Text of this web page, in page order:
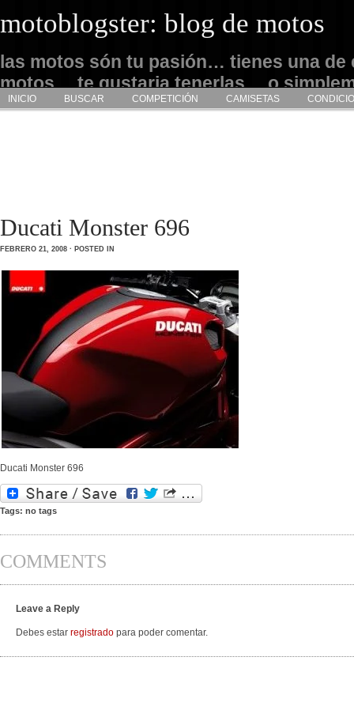
motoblogster: blog de motos
las motos són tu pasión… tienes una de
motos… te gustaria tenerlas… o
admirarlas… este es tu sitio
INICIO BUSCAR COMPETICIÓN CAMISETAS
Ducati Monster 696
FEBRERO 21, 2008 · POSTED IN
Ducati Monster 696
Tags: no tags
COMMENTS
Leave a Reply
Debes estar registrado para poder comentar.